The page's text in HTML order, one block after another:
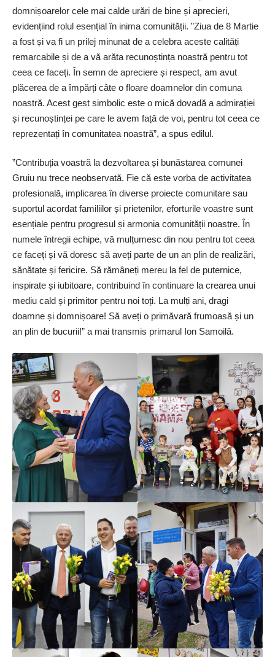
domnișoarelor cele mai calde urări de bine și aprecieri,
evidențiind rolul esențial în inima comunității. ”Ziua de 8 Martie
a fost și va fi un prilej minunat de a celebra aceste calități
remarcabile și de a vă arăta recunoștința noastră pentru tot
ceea ce faceți. În semn de apreciere și respect, am avut
plăcerea de a împărți câte o floare doamnelor din comuna
noastră. Acest gest simbolic este o mică dovadă a admirației
și recunoștinței pe care le avem față de voi, pentru tot ceea ce
reprezentați în comunitatea noastră”, a spus edilul.
”Contribuția voastră la dezvoltarea și bunăstarea comunei
Gruiu nu trece neobservată. Fie că este vorba de activitatea
profesională, implicarea în diverse proiecte comunitare sau
suportul acordat familiilor și prietenilor, eforturile voastre sunt
esențiale pentru progresul și armonia comunității noastre. În
numele întregii echipe, vă mulțumesc din nou pentru tot ceea
ce faceți și vă doresc să aveți parte de un an plin de realizări,
sănătate și fericire. Să rămâneți mereu la fel de puternice,
inspirate și iubitoare, contribuind în continuare la crearea unui
mediu cald și primitor pentru noi toți. La mulți ani, dragi
doamne și domnișoare! Să aveți o primăvară frumoasă și un
an plin de bucurii!” a mai transmis primarul Ion Samoilă.